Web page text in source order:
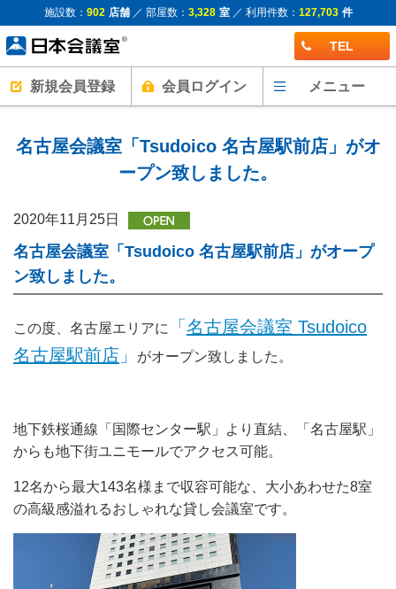
施設数： 902 店舗／ 部屋数： 3,328 室／ 利用件数： 127,703 件
TEL
新規会員登録 会員ログイン メニュー
名古屋会議室「Tsudoico 名古屋駅前店」がオ
ープン致しました。
2020年11月25日
名古屋会議室「Tsudoico 名古屋駅前店」がオープ
ン致しました。
この度、名古屋エリアに 「 名古屋会議室 Tsudoico
名古屋駅前店 」 がオープン致しました。
地下鉄桜通線「国際センター駅」より直結、「名古屋駅」
からも地下街ユニモールでアクセス可能。
12名から最大143名様まで収容可能な、大小あわせた8室
の高級感溢れるおしゃれな貸し会議室です。